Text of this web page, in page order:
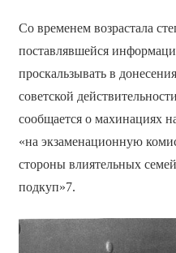
Со временем возрастала
поставлявшейся
проскальзывать в
советской
сообщается о махинациях
«на экзаменационную
стороны влиятельных
подкуп»7.